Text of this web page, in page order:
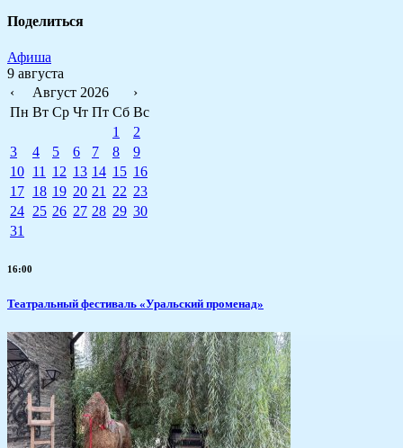
Поделиться
Афиша
9 августа
‹
Август 2026
›
Пн Вт Ср Чт Пт Сб Вс
1
2
3
4 5 6 7 8
9
10 11 12 13 14 15 16
17 18 19 20 21 22 23
24 25 26 27 28 29 30
31
16:00
Театральный фестиваль «Уральский променад»